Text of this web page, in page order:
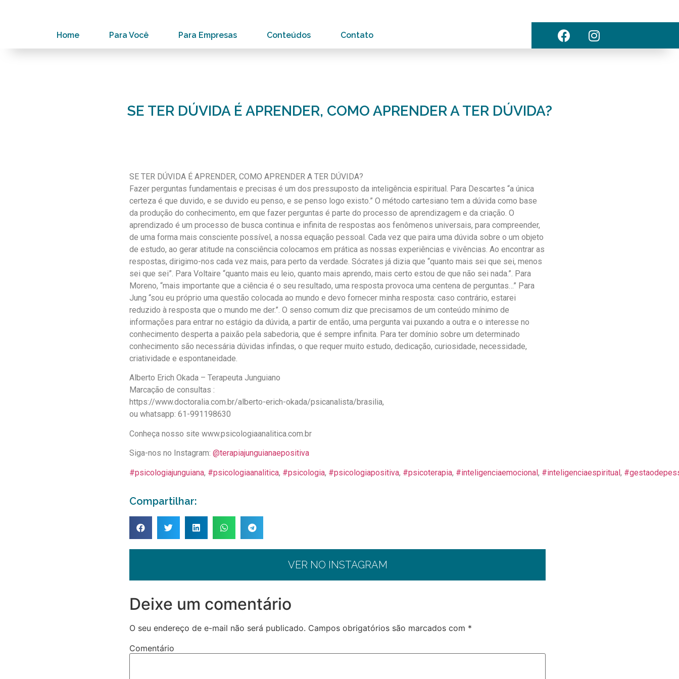
Home Para Você Para Empresas Conteúdos Contato
SE TER DÚVIDA É APRENDER, COMO APRENDER A TER DÚVIDA?
SE TER DÚVIDA É APRENDER, COMO APRENDER A TER DÚVIDA?
Fazer perguntas fundamentais e precisas é um dos pressuposto da inteligência espiritual. Para Descartes “a única
certeza é que duvido, e se duvido eu penso, e se penso logo existo.” O método cartesiano tem a dúvida como base
da produção do conhecimento, em que fazer perguntas é parte do processo de aprendizagem e da criação. O
aprendizado é um processo de busca continua e infinita de respostas aos fenômenos universais, para compreender,
de uma forma mais consciente possível, a nossa equação pessoal. Cada vez que paira uma dúvida sobre o um objeto
de estudo, ao gerar atitude na consciência colocamos em prática as nossas experiências e vivências. Ao encontrar as
respostas, dirigimo-nos cada vez mais, para perto da verdade. Sócrates já dizia que “quanto mais sei que sei, menos
sei que sei”. Para Voltaire “quanto mais eu leio, quanto mais aprendo, mais certo estou de que não sei nada.”. Para
Moreno, “mais importante que a ciência é o seu resultado, uma resposta provoca uma centena de perguntas…” Para
Jung “sou eu próprio uma questão colocada ao mundo e devo fornecer minha resposta: caso contrário, estarei
reduzido à resposta que o mundo me der.”. O senso comum diz que precisamos de um conteúdo mínimo de
informações para entrar no estágio da dúvida, a partir de então, uma pergunta vai puxando a outra e o interesse no
conhecimento desperta a paixão pela sabedoria, que é sempre infinita. Para ter domínio sobre um determinado
conhecimento são necessária dúvidas infindas, o que requer muito estudo, dedicação, curiosidade, necessidade,
criatividade e espontaneidade.
Alberto Erich Okada – Terapeuta Junguiano
Marcação de consultas :
https://www.doctoralia.com.br/alberto-erich-okada/psicanalista/brasilia,
ou whatsapp: 61-991198630
Conheça nosso site www.psicologiaanalitica.com.br
Siga-nos no Instagram:@terapiajunguianaepositiva
#psicologiajunguiana, #psicologiaanalitica, #psicologia, #psicologiapositiva, #psicoterapia, #inteligenciaemocional, #inteligenciaespiritual,
Compartilhar:
VER NO INSTAGRAM
Deixe um comentário
O seu endereço de e-mail não será publicado. Campos obrigatórios são marcados com *
Comentário